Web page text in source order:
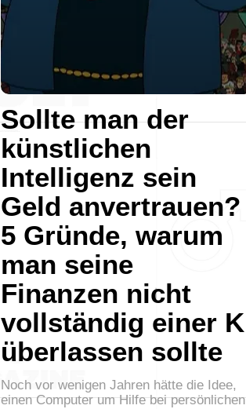
Sollte man der
künstlichen
Intelligenz sein
Geld anvertrauen?
5 Gründe, warum
man seine
Finanzen nicht
vollständig einer
überlassen sollte
Noch vor wenigen Jahren hätte die Idee,
einen Computer um Hilfe bei persönlichen